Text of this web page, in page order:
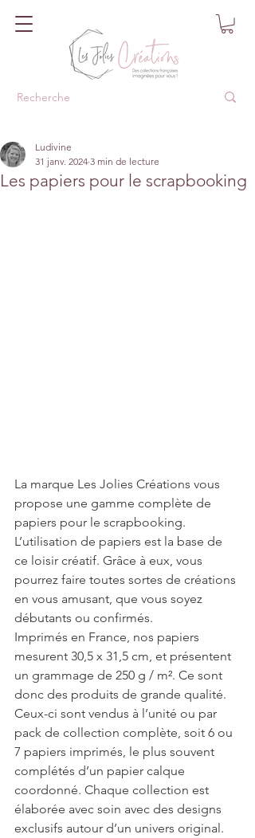
Les papiers pour le scrapbooking
Ludivine
31 janv. 2024 3 min de lecture
La marque Les Jolies Créations vous
propose une gamme complète de
papiers pour le scrapbooking.
L’utilisation de papiers est la base de
ce loisir créatif. Grâce à eux, vous
pourrez faire toutes sortes de créations
en vous amusant, que vous soyez
débutants ou confirmés.
Imprimés en France, nos papiers
mesurent 30,5 x 31,5 cm, et présentent
un grammage de 250 g / m². Ce sont
donc des produits de grande qualité.
Ceux-ci sont vendus à l’unité ou par
pack de collection complète, soit 6 ou
7 papiers imprimés, le plus souvent
complétés d’un papier calque
coordonné. Chaque collection est
élaborée avec soin avec des designs
exclusifs autour d’un univers original.